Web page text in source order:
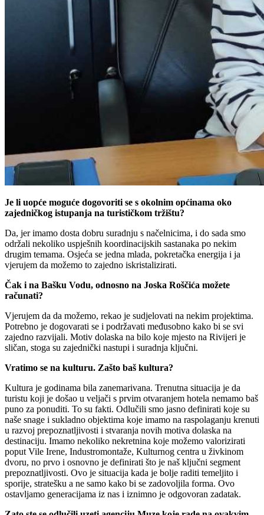
Je li uopće moguće dogovoriti se s okolnim općinama oko
zajedničkog istupanja na turističkom tržištu?
Da, jer imamo dosta dobru suradnju s načelnicima, i do sada smo
održali nekoliko uspješnih koordinacijskih sastanaka po nekim
drugim temama. Osjeća se jedna mlada, pokretačka energija i ja
vjerujem da možemo to zajedno iskristalizirati.
Čak i na Bašku Vodu, odnosno na Joska Roščića možete
računati?
Vjerujem da da možemo, rekao je sudjelovati na nekim projektima.
Potrebno je dogovarati se i podržavati međusobno kako bi se svi
zajedno razvijali. Motiv dolaska na bilo koje mjesto na Rivijeri je
sličan, stoga su zajednički nastupi i suradnja ključni.
Vratimo se na kulturu. Zašto baš kultura?
Kultura je godinama bila zanemarivana. Trenutna situacija je da
turistu koji je došao u veljači s prvim otvaranjem hotela nemamo baš
puno za ponuditi. To su fakti. Odlučili smo jasno definirati koje su
naše snage i sukladno objektima koje imamo na raspolaganju krenuti
u razvoj prepoznatljivosti i stvaranja novih motiva dolaska na
destinaciju. Imamo nekoliko nekretnina koje možemo valorizirati
poput Vile Irene, Industromontaže, Kulturnog centra u živkinom
dvoru, no prvo i osnovno je definirati što je naš ključni segment
prepoznatljivosti. Ovo je situacija kada je bolje raditi temeljito i
sporije, stratešku a ne samo kako bi se zadovoljila forma. Ovo
ostavljamo generacijama iz nas i iznimno je odgovoran zadatak.